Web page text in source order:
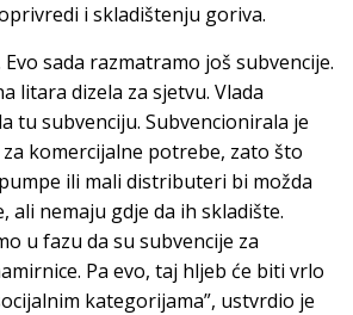
i skladištenju goriva.
Evo sada razmatramo još subvencije.
litara dizela za sjetvu. Vlada
tu subvenciju. Subvencionirala je
komercijalne potrebe, zato što
ili mali distributeri bi možda
ali nemaju gdje da ih skladište.
u fazu da su subvencije za
Pa evo, taj hljeb će biti vrlo
kategorijama”, ustvrdio je